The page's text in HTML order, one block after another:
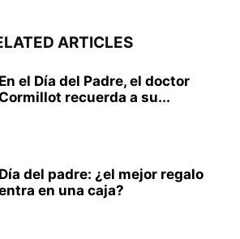
ARTICLES
En el Día del Padre, el doctor
recuerda a su...
Día del padre: ¿el mejor regalo
en una caja?